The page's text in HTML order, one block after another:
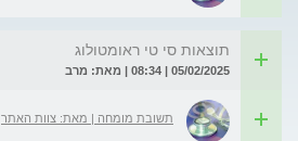
תוצאות סי טי ראומטולוג
05/02/2025 | 08:34 | מאת: מרב
תשובת מומחה | מאת: צוות האתר